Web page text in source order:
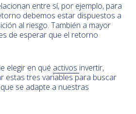
entre sí, por ejemplo, para
debemos estar dispuestos a
al riesgo. También a mayor
de esperar que el retorno
elegir en qué activos invertir,
estas tres variables para buscar
se adapte a nuestras